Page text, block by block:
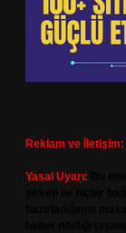
Reklam ve İletişim:
Yasal Uyarı: